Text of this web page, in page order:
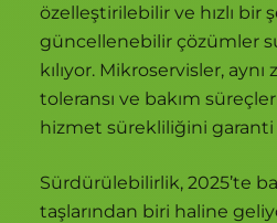
özelleştirilebilir ve hızlı bir
güncellenebilir çözümler
kılıyor. Mikroservisler,
toleransı ve bakım
hizmet sürekliliğini garanti
Sürdürülebilirlik, 2025’te
taşlarından biri haline